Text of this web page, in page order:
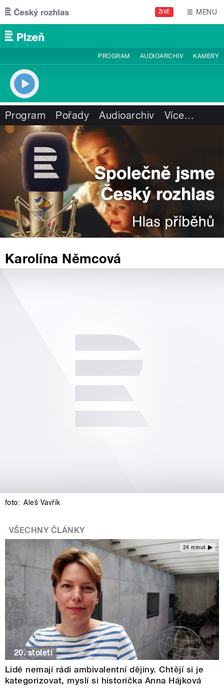
Přejít k hlavnímu obsahu
ŽIVĚ MENU
PROGRAM AUDIOARCHIV KAMERY
Program Pořady Audioarchiv Více…
Karolína Němcová
foto: Aleš Vavřík
VŠECHNY ČLÁNKY
24 minut
20. století
Lidé nemají rádi ambivalentní dějiny. Chtějí si je
kategorizovat, myslí si historička Anna Hájková